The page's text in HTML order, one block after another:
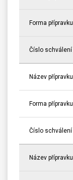
Forma přípravku
Číslo schválení
Název přípravku
Forma přípravku
Číslo schválení
Název přípravku